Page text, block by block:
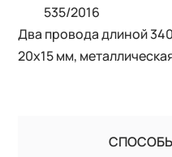
535/2016
Два провода длиной
20х15 мм,